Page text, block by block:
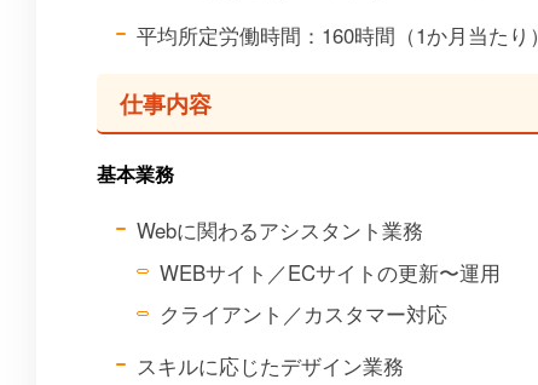
平均所定労働時間：160時間（1か月当たり）
仕事内容
基本業務
Webに関わるアシスタント業務
WEBサイト／ECサイトの更新〜運用
クライアント／カスタマー対応
スキルに応じたデザイン業務